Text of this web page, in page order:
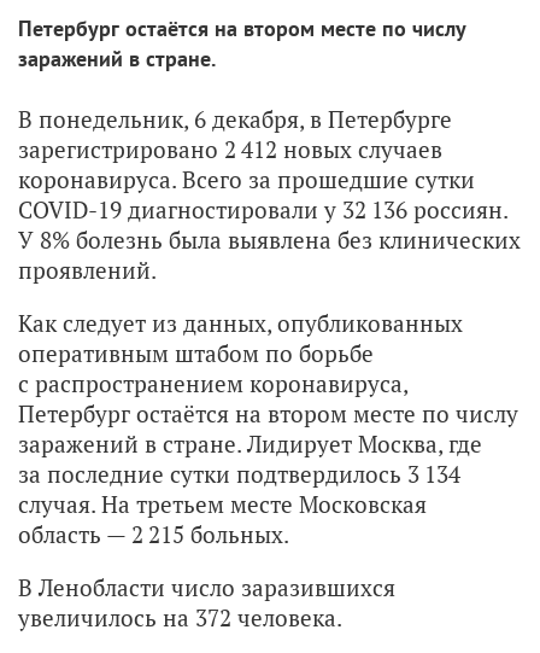
Петербург остаётся на втором месте по числу
заражений в стране.
В понедельник, 6 декабря, в Петербурге
зарегистрировано 2 412 новых случаев
коронавируса. Всего за прошедшие сутки
COVID-19 диагностировали у 32 136 россиян.
У 8% болезнь была выявлена без клинических
проявлений.
Как следует из данных, опубликованных
оперативным штабом по борьбе
с распространением коронавируса,
Петербург остаётся на втором месте по числу
заражений в стране. Лидирует Москва, где
за последние сутки подтвердилось 3 134
случая. На третьем месте Московская
область — 2 215 больных.
В Ленобласти число заразившихся
увеличилось на 372 человека.